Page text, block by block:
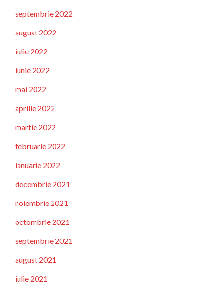
septembrie 2022
august 2022
iulie 2022
iunie 2022
mai 2022
aprilie 2022
martie 2022
februarie 2022
ianuarie 2022
decembrie 2021
noiembrie 2021
octombrie 2021
septembrie 2021
august 2021
iulie 2021